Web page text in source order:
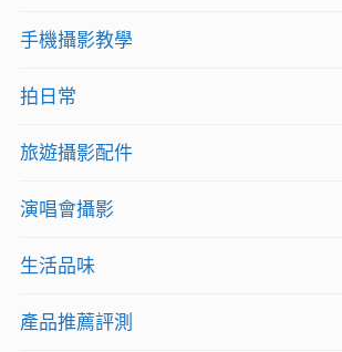
手機攝影教學
拍日常
旅遊攝影配件
演唱會攝影
生活品味
產品推薦評測